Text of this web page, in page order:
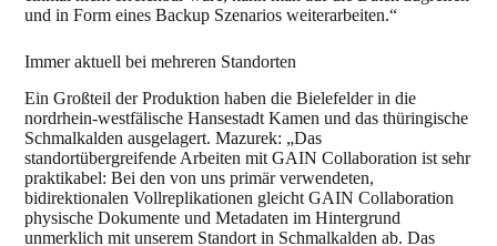
und in Form eines Backup Szenarios weiterarbeiten.“
Immer aktuell bei mehreren Standorten
Ein Großteil der Produktion haben die Bielefelder in die
nordrhein-westfälische Hansestadt Kamen und das thüringische
Schmalkalden ausgelagert. Mazurek: „Das
standortübergreifende Arbeiten mit GAIN Collaboration ist sehr
praktikabel: Bei den von uns primär verwendeten,
bidirektionalen Vollreplikationen gleicht GAIN Collaboration
physische Dokumente und Metadaten im Hintergrund
unmerklich mit unserem Standort in Schmalkalden ab. Das